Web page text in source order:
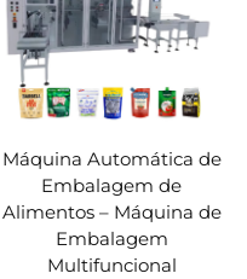
Máquina Automática de
Embalagem de
Alimentos – Máquina de
Embalagem
Multifuncional